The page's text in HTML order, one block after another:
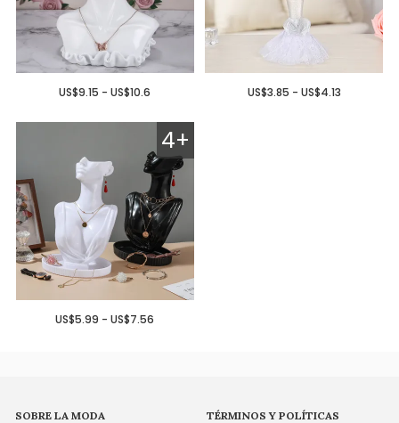
US$9.15 - US$10.6 US$3.85 - US$4.13
4+
US$5.99 - US$7.56
SOBRE LA MODA TÉRMINOS Y POLÍTICAS